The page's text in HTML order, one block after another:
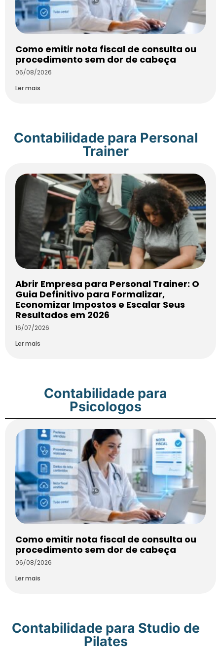
Como emitir nota fiscal de consulta ou
procedimento sem dor de cabeça
06/08/2026
Ler mais
Contabilidade para Personal
Trainer
Abrir Empresa para Personal Trainer: O
Guia Definitivo para Formalizar,
Economizar Impostos e Escalar Seus
Resultados em 2026
16/07/2026
Ler mais
Contabilidade para
Psicologos
Como emitir nota fiscal de consulta ou
procedimento sem dor de cabeça
06/08/2026
Ler mais
Contabilidade para Studio de
Pilates